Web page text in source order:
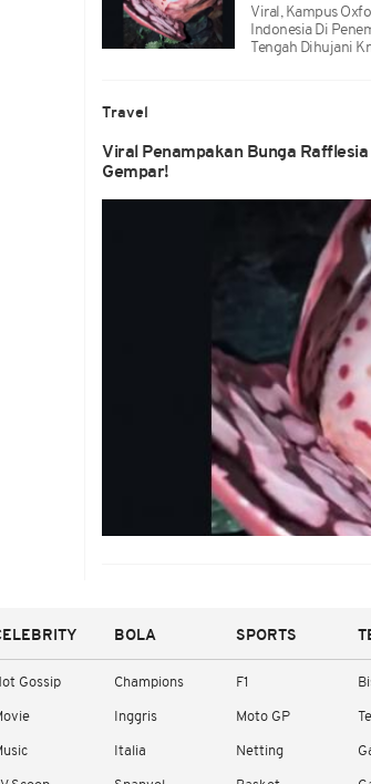
Viral, Kampus
Indonesia Di
Tengah Dihujani
Travel
Viral Penampakan Bunga
Gempar!
Gossip
BOLA
Champions
Inggris
Italia
SPORTS
F1
Moto GP
Netting